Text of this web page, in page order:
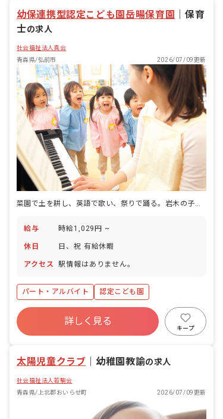
幼保連携型認定こども園岳暘保育園
保育
士の求人
社会福祉法人真会
青森県/弘前市
2026/07/09更新
菜園で土を耕し、英語で歌い、祭りで踊る。岩木の子どもの一日
給与 時給1,029円 ~
休日 日、祝 有給休暇
アクセス 駅情報はありません。
パート・アルバイト 認定こども園
詳しく見る
キープ
太陽児童クラブ ｜幼稚園教諭の求人
社会福祉法人若駒会
青森県/上北郡おいらせ町
2026/07/09更新